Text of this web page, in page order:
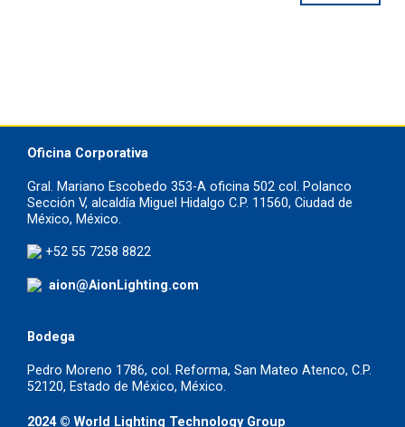
Oficina Corporativa
Gral. Mariano Escobedo 353-A oficina 502 col. Polanco
Sección V, alcaldía Miguel Hidalgo C.P. 11560, Ciudad de
México, México.
+52 55 7258 8822
aion@AionLighting.com
Bodega
Pedro Moreno 1786, col. Reforma, San Mateo Atenco, C.P.
52120, Estado de México, México.
2024 © World Lighting Technology Group